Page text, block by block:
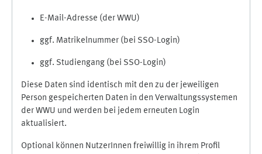
E-Mail-Adresse (der WWU)
ggf. Matrikelnummer (bei SSO-Login)
ggf. Studiengang (bei SSO-Login)
Diese Daten sind identisch mit den zu der jeweiligen
Person gespeicherten Daten in den Verwaltungssystemen
der WWU und werden bei jedem erneuten Login
aktualisiert.
Optional können NutzerInnen freiwillig in ihrem Profil